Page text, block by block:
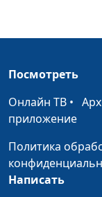
баранья
Маленький
Экзюпери)
Нить (Зинаида
Посмотреть
Онлайн ТВ •
приложение
Политика
Написать